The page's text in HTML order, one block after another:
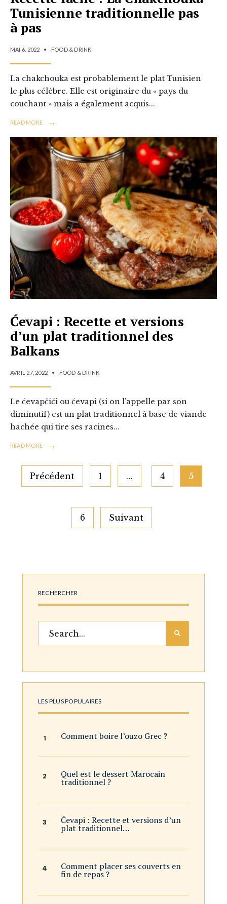
Tunisienne traditionnelle pas
à pas
MAI 6, 2022 • FOOD & DRINK
La chakchouka est probablement le plat Tunisien
le plus célèbre. Elle est originaire du « pays du
couchant » mais a également acquis...
READ MORE →
Ćevapi : Recette et versions
d’un plat traditionnel des
Balkans
AVRIL 27, 2022 • FOOD & DRINK
Le ćevapčići ou ćevapi (si on l’appelle par son
diminutif) est un plat traditionnel à base de viande
hachée qui tire ses racines...
READ MORE →
Pagination
des
publications
Précédent 1 … 4 5
6 Suivant
RECHERCHER
LES PLUS POPULAIRES
Comment boire l’ouzo Grec ?
Quel est le dessert Marocain
traditionnel ?
Ćevapi : Recette et versions d’un
plat traditionnel…
Comment placer ses couverts en
fin de repas ?